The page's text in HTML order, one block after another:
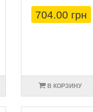
704.00 грн
В КОРЗИНУ